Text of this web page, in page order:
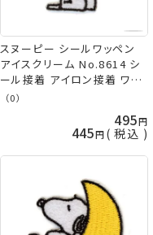
スヌーピー シールワッペン
アイスクリーム No.8614 シ
ール接着 アイロン接着 ワン
ポイント ネコポス可 ミササ
（0）
495
445 税込